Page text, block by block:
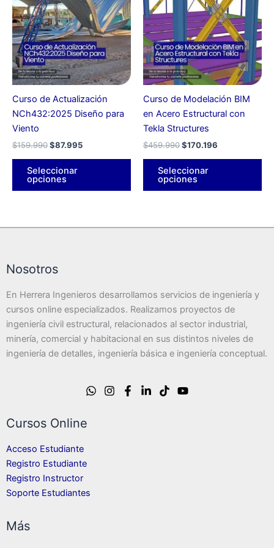
Curso de Actualización
NCh432:2025 Diseño para
Viento
$159.990
$159.990.
$87.995
$87.995.
Seleccionar
opciones
múltiples
variantes.
Las
opciones
se
elegir
página
producto
Curso de Modelación BIM
en Acero Estructural con
Tekla Structures
$459.990
$459.990.
$170.196
$170.196.
Seleccionar
opciones
se
Nosotros
En Herrera Ingenieros desarrollamos servicios de ingeniería y
cursos online especializados. Realizamos proyectos de
ingeniería civil estructural, relacionados al sector industrial,
minería, comercial y habitacional en sus distintos niveles de
ingeniería de detalles, ingeniería básica e ingeniería conceptual.
Cursos Online
Acceso Estudiante
Registro Estudiante
Registro Instructor
Soporte Estudiantes
Más